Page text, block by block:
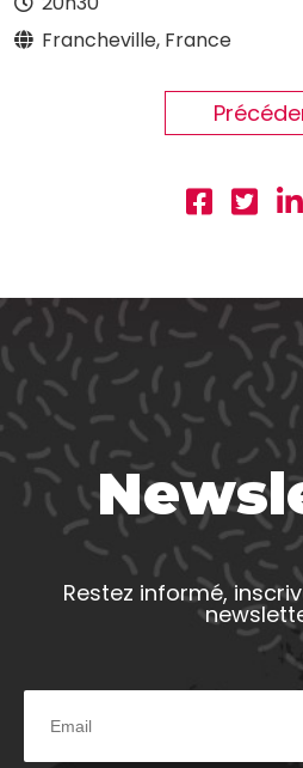
Francheville, France
Restez informé,